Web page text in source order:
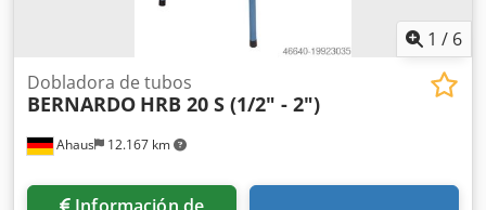
1 / 6
Ahaus 12.167 km
Dobladora de tubos
BERNARDO HRB 20 S (1/2" - 2")